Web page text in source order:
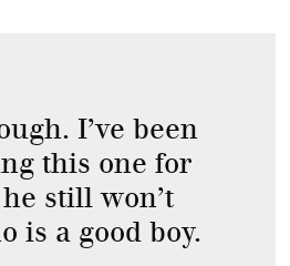
I’ve been
this one for
still won’t
is a good boy.